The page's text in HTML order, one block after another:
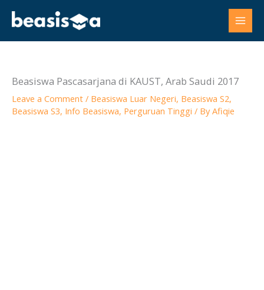
content
Beasiswa Pascasarjana di KAUST, Arab Saudi 2017
Leave a Comment / Beasiswa Luar Negeri, Beasiswa S2,
Beasiswa S3, Info Beasiswa, Perguruan Tinggi / ByAfiqie